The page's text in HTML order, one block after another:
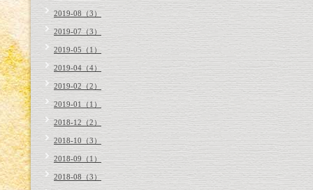
2019-08（3）
2019-07（3）
2019-05（1）
2019-04（4）
2019-02（2）
2019-01（1）
2018-12（2）
2018-10（3）
2018-09（1）
2018-08（3）